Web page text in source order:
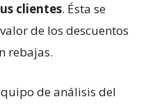
clientes. Ésta se
de los descuentos
rebajas.
de análisis del